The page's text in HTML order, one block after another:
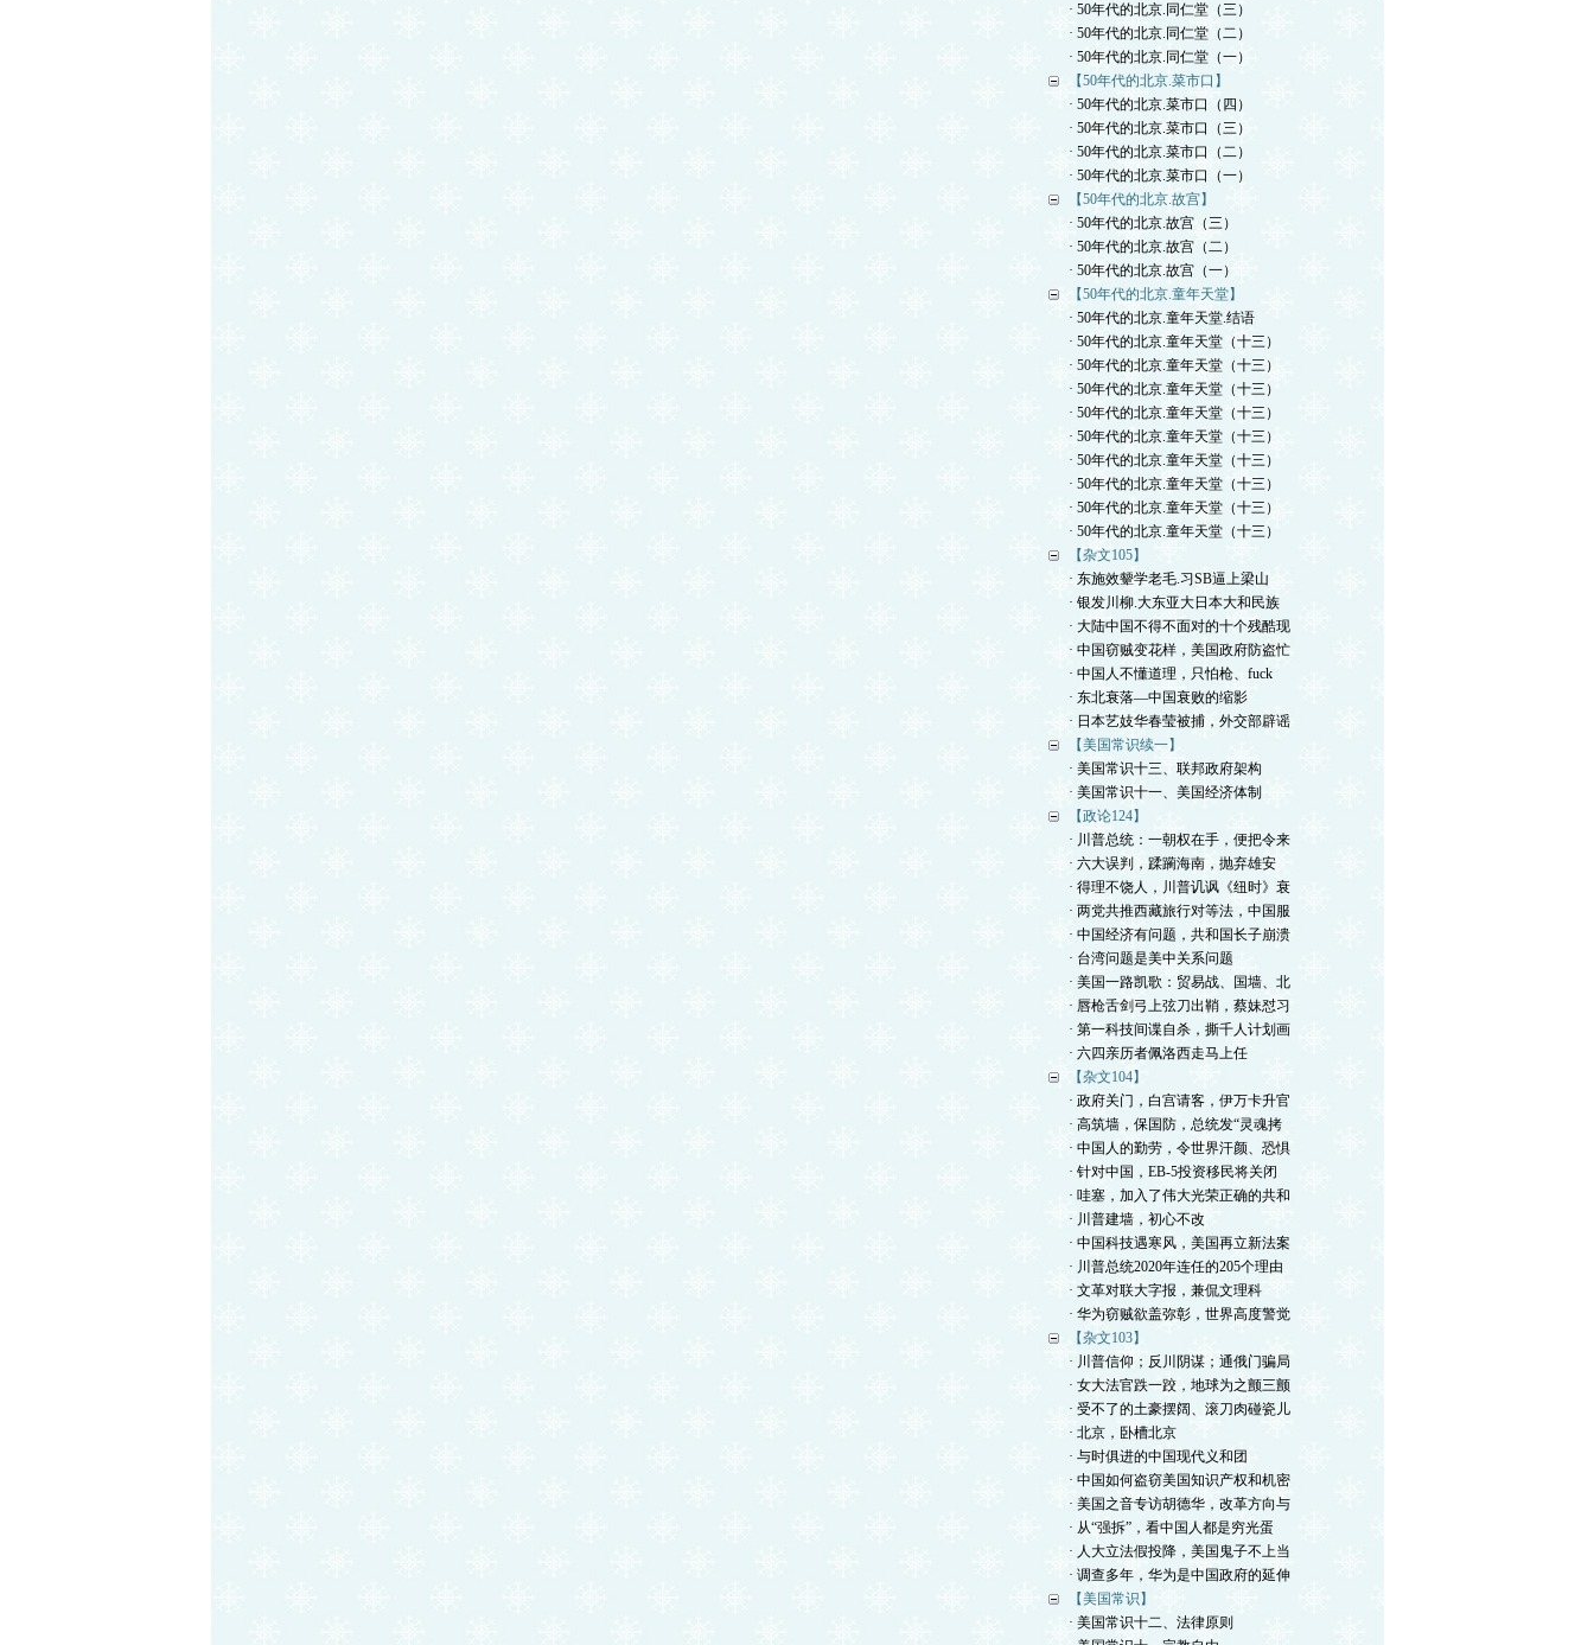
· 50年代的北京.同仁堂（三）
· 50年代的北京.同仁堂（二）
· 50年代的北京.同仁堂（一）
【50年代的北京.菜市口】
· 50年代的北京.菜市口（四）
· 50年代的北京.菜市口（三）
· 50年代的北京.菜市口（二）
· 50年代的北京.菜市口（一）
【50年代的北京.故宫】
· 50年代的北京.故宫（三）
· 50年代的北京.故宫（二）
· 50年代的北京.故宫（一）
【50年代的北京.童年天堂】
· 50年代的北京.童年天堂.结语
· 50年代的北京.童年天堂（十三）
· 50年代的北京.童年天堂（十三）
· 50年代的北京.童年天堂（十三）
· 50年代的北京.童年天堂（十三）
· 50年代的北京.童年天堂（十三）
· 50年代的北京.童年天堂（十三）
· 50年代的北京.童年天堂（十三）
· 50年代的北京.童年天堂（十三）
· 50年代的北京.童年天堂（十三）
【杂文105】
· 东施效颦学老毛.习SB逼上梁山
· 银发川柳.大东亚大日本大和民族
· 大陆中国不得不面对的十个残酷现
· 中国窃贼变花样，美国政府防盗忙
· 中国人不懂道理，只怕枪、fuck
· 东北衰落—中国衰败的缩影
· 日本艺妓华春莹被捕，外交部辟谣
【美国常识续一】
· 美国常识十三、联邦政府架构
· 美国常识十一、美国经济体制
【政论124】
· 川普总统：一朝权在手，便把令来
· 六大误判，蹂躏海南，抛弃雄安
· 得理不饶人，川普讥讽《纽时》衰
· 两党共推西藏旅行对等法，中国服
· 中国经济有问题，共和国长子崩溃
· 台湾问题是美中关系问题
· 美国一路凯歌：贸易战、国墙、北
· 唇枪舌剑弓上弦刀出鞘，蔡妹怼习
· 第一科技间谍自杀，撕千人计划画
· 六四亲历者佩洛西走马上任
【杂文104】
· 政府关门，白宫请客，伊万卡升官
· 高筑墙，保国防，总统发“灵魂拷
· 中国人的勤劳，令世界汗颜、恐惧
· 针对中国，EB-5投资移民将关闭
· 哇塞，加入了伟大光荣正确的共和
· 川普建墙，初心不改
· 中国科技遇寒风，美国再立新法案
· 川普总统2020年连任的205个理由
· 文革对联大字报，兼侃文理科
· 华为窃贼欲盖弥彰，世界高度警觉
【杂文103】
· 川普信仰；反川阴谋；通俄门骗局
· 女大法官跌一跤，地球为之颤三颤
· 受不了的土豪摆阔、滚刀肉碰瓷儿
· 北京，卧槽北京
· 与时俱进的中国现代义和团
· 中国如何盗窃美国知识产权和机密
· 美国之音专访胡德华，改革方向与
· 从“强拆”，看中国人都是穷光蛋
· 人大立法假投降，美国鬼子不上当
· 调查多年，华为是中国政府的延伸
【美国常识】
· 美国常识十二、法律原则